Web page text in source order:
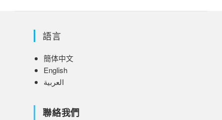
語言
簡体中文
English
العربية
聯絡我們